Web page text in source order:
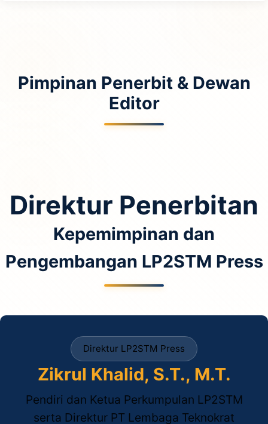
Pimpinan Penerbit & Dewan
Editor
Direktur Penerbitan
Kepemimpinan dan
Pengembangan LP2STM Press
Direktur LP2STM Press
Zikrul Khalid, S.T., M.T.
Pendiri dan Ketua Perkumpulan LP2STM
serta Direktur PT Lembaga Teknokrat